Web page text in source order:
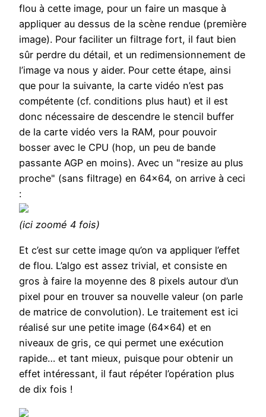
flou à cette image, pour un faire un masque à
appliquer au dessus de la scène rendue (première
image). Pour faciliter un filtrage fort, il faut bien
sûr perdre du détail, et un redimensionnement de
l’image va nous y aider. Pour cette étape, ainsi
que pour la suivante, la carte vidéo n’est pas
compétente (cf. conditions plus haut) et il est
donc nécessaire de descendre le stencil buffer
de la carte vidéo vers la RAM, pour pouvoir
bosser avec le CPU (hop, un peu de bande
passante AGP en moins). Avec un "resize au plus
proche" (sans filtrage) en 64×64, on arrive à ceci
:
(ici zoomé 4 fois)
Et c’est sur cette image qu’on va appliquer l’effet
de flou. L’algo est assez trivial, et consiste en
gros à faire la moyenne des 8 pixels autour d’un
pixel pour en trouver sa nouvelle valeur (on parle
de matrice de convolution). Le traitement est ici
réalisé sur une petite image (64×64) et en
niveaux de gris, ce qui permet une exécution
rapide… et tant mieux, puisque pour obtenir un
effet intéressant, il faut répéter l’opération plus
de dix fois !